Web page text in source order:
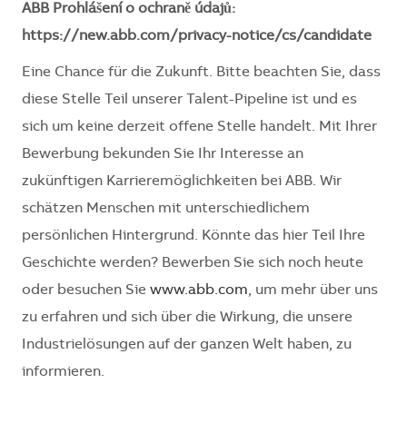
ABB Prohlášení o ochraně údajů:
https://new.abb.com/privacy-notice/cs/candidate
Eine Chance für die Zukunft. Bitte beachten Sie, dass
diese Stelle Teil unserer Talent-Pipeline ist und es
sich um keine derzeit offene Stelle handelt. Mit Ihrer
Bewerbung bekunden Sie Ihr Interesse an
zukünftigen Karrieremöglichkeiten bei ABB. Wir
schätzen Menschen mit unterschiedlichem
persönlichen Hintergrund. Könnte das hier Teil Ihre
Geschichte werden? Bewerben Sie sich noch heute
oder besuchen Sie www.abb.com, um mehr über uns
zu erfahren und sich über die Wirkung, die unsere
Industrielösungen auf der ganzen Welt haben, zu
informieren.